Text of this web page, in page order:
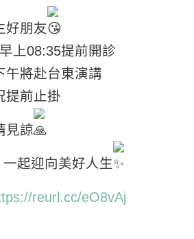
好朋友
上08:35提前開診
午將赴台東演講
提前止掛
見諒
起迎向美好人生
reurl.cc/eO8vAj